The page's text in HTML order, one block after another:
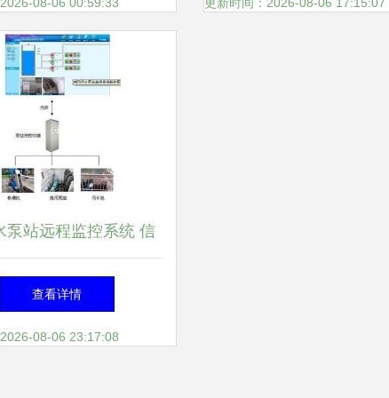
泵站远程监控系统 信
统集成服务解决方案
查看详情
08-06 23:17:08